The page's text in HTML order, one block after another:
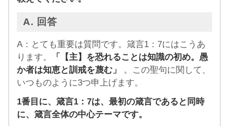
A. 回答
A：とても重要は質問です。箴言1：7にはこうあ
ります。
「【主】を恐れることは知識の初め。愚
か者は知恵と訓戒を蔑む」
。この聖句に関して、
いつものように3つ申上げます。
1番目に、箴言1：7は、最初の箴言であると同時
に、箴言全体の中心テーマです。